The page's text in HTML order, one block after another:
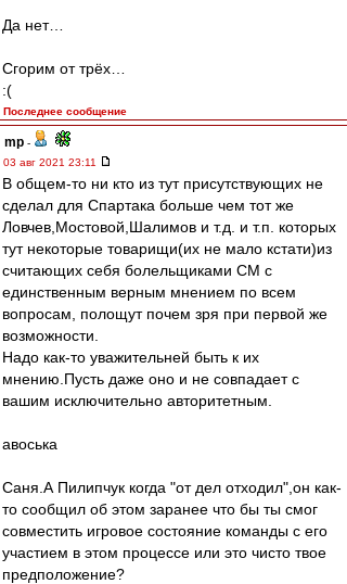
Да нет…
Сгорим от трёх…
:(
Последнее сообщение
mp -
03 авг 2021 23:11
В общем-то ни кто из тут присутствующих не
сделал для Спартака больше чем тот же
Ловчев,Мостовой,Шалимов и т.д. и т.п. которых
тут некоторые товарищи(их не мало кстати)из
считающих себя болельщиками СМ с
единственным верным мнением по всем
вопросам, полощут почем зря при первой же
возможности.
Надо как-то уважительней быть к их
мнению.Пусть даже оно и не совпадает с
вашим исключительно авторитетным.
авоська
Саня.А Пилипчук когда "от дел отходил",он как-
то сообщил об этом заранее что бы ты смог
совместить игровое состояние команды с его
участием в этом процессе или это чисто твое
предположение?